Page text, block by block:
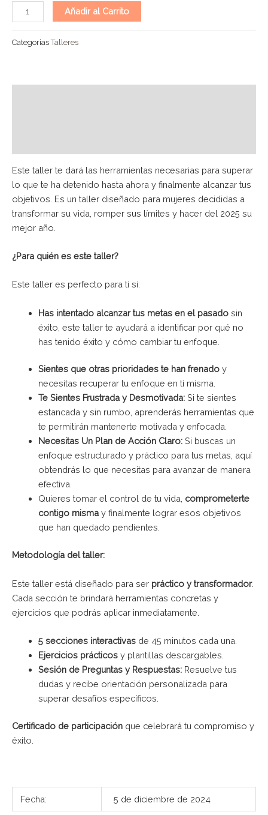
Añadir al Carrito
CategoriasTalleres
Este taller te dará las herramientas necesarias para superar
lo que te ha detenido hasta ahora y finalmente alcanzar tus
objetivos. Es un taller diseñado para mujeres decididas a
transformar su vida, romper sus límites y hacer del 2025 su
mejor año.
¿Para quién es este taller?
Este taller es perfecto para ti si:
Has intentado alcanzar tus metas en el pasadosin
éxito, este taller te ayudará a identificar por qué no
has tenido éxito y cómo cambiar tu enfoque.
Sientes que otras prioridades te han frenadoy
necesitas recuperar tu enfoque en ti misma.
Te Sientes Frustrada y Desmotivada:Si te sientes
estancada y sin rumbo, aprenderás herramientas que
te permitirán mantenerte motivada y enfocada.
Necesitas Un Plan de Acción Claro:Si buscas un
enfoque estructurado y práctico para tus metas, aquí
obtendrás lo que necesitas para avanzar de manera
efectiva.
Quieres tomar el control de tu vida, comprometerte
contigo mismay finalmente lograr esos objetivos
que han quedado pendientes.
Metodología del taller:
Este taller está diseñado para ser práctico y transformador.
Cada sección te brindará herramientas concretas y
ejercicios que podrás aplicar inmediatamente.
5 secciones interactivasde 45 minutos cada una.
Ejercicios prácticosy plantillas descargables.
Sesión de Preguntas y Respuestas:Resuelve tus
dudas y recibe orientación personalizada para
superar desafíos específicos.
Certificado de participación que celebrará tu compromiso y
éxito.
Fecha: 5 de diciembre de 2024